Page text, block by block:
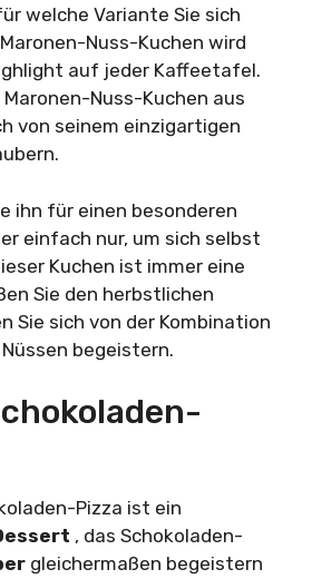
welche Variante Sie sich
Nuss-Kuchen wird
auf jeder Kaffeetafel.
Maronen-Nuss-Kuchen aus
von seinem einzigartigen
ihn für einen besonderen
einfach nur, um sich selbst
Kuchen ist immer eine
Sie den herbstlichen
Sie sich von der Kombination
begeistern.
Pizza ist ein
, das Schokoladen-
gleichermaßen begeistern